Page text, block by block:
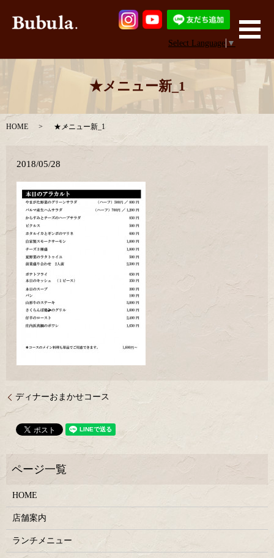
Select Language ▼
メ
★メニュー新_1
HOME ★メニュー新_1
2018/05/28
ディナーおまかせコース
HOME
店舗案内
ランチメニュー